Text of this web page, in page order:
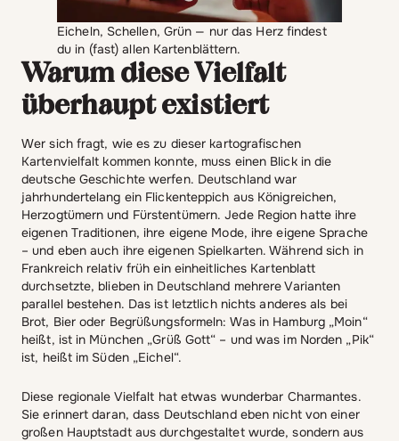
Eicheln, Schellen, Grün — nur das Herz findest
du in (fast) allen Kartenblättern.
Warum diese Vielfalt
überhaupt existiert
Wer sich fragt, wie es zu dieser kartografischen
Kartenvielfalt kommen konnte, muss einen Blick in die
deutsche Geschichte werfen. Deutschland war
jahrhundertelang ein Flickenteppich aus Königreichen,
Herzogtümern und Fürstentümern. Jede Region hatte ihre
eigenen Traditionen, ihre eigene Mode, ihre eigene Sprache
– und eben auch ihre eigenen Spielkarten. Während sich in
Frankreich relativ früh ein einheitliches Kartenblatt
durchsetzte, blieben in Deutschland mehrere Varianten
parallel bestehen. Das ist letztlich nichts anderes als bei
Brot, Bier oder Begrüßungsformeln: Was in Hamburg „Moin“
heißt, ist in München „Grüß Gott“ – und was im Norden „Pik“
ist, heißt im Süden „Eichel“.
Diese regionale Vielfalt hat etwas wunderbar Charmantes.
Sie erinnert daran, dass Deutschland eben nicht von einer
großen Hauptstadt aus durchgestaltet wurde, sondern aus